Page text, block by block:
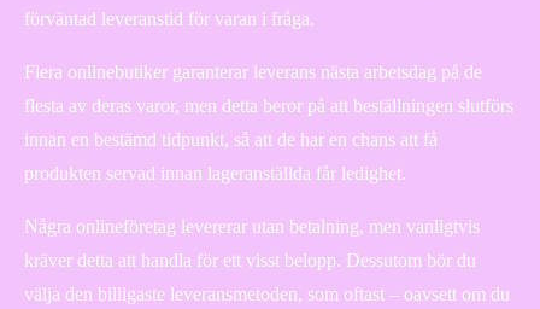
förväntad leveranstid för varan i fråga.
Flera onlinebutiker garanterar leverans nästa arbetsdag på de
flesta av deras varor, men detta beror på att beställningen slutförs
innan en bestämd tidpunkt, så att de har en chans att få
produkten servad innan lageranställda får ledighet.
Några onlineföretag levererar utan betalning, men vanligtvis
kräver detta att handla för ett visst belopp. Dessutom bör du
välja den billigaste leveransmetoden, som oftast – oavsett om du